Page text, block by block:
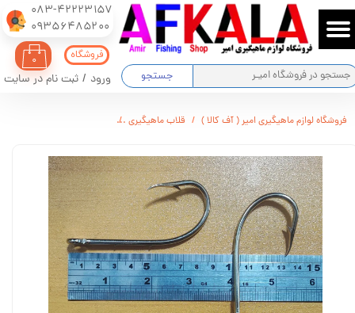
083-42223157
​​​​​​​09356485200
جستجو
۰
ورود / ثبت نام در سایت
حساب کاربری من
تغییر گذر واژه
فروشگاه
فروشگاه لوازم ماهیگیری امیر ( آف کالا ) قلاب ماهیگیری